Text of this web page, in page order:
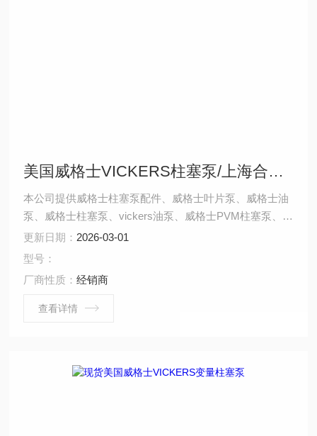
美国威格士VICKERS柱塞泵/上海合作伙伴
本公司提供威格士柱塞泵配件、威格士叶片泵、威格士油
泵、威格士柱塞泵、vickers油泵、威格士PVM柱塞泵、威
格士PVH柱塞泵、威格士PVB柱塞泵、等威格士系列产品
更新日期： 2026-03-01
型号：
厂商性质：经销商
查看详情